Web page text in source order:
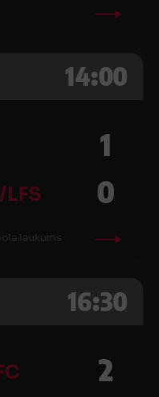
14:00
1
LFS 0
laukums
16:30
2